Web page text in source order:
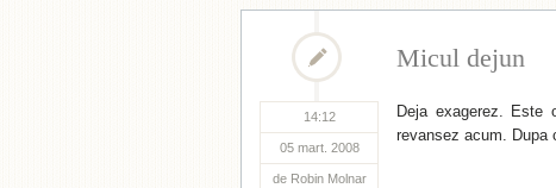
14:12
05 mart. 2008
de Robin Molnar
Micul dejun
Deja exagerez. Este
revansez acum. Dupa